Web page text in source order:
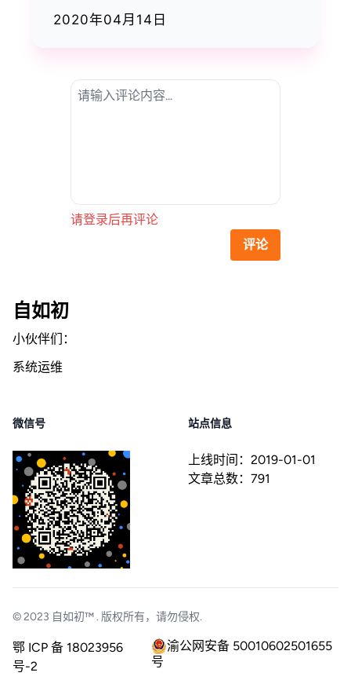
2020年04月14日
请登录后再评论
评论
自如初
小伙伴们：
系统运维
微信号 站点信息
上线时间： 2019-01-01
文章总数： 791
© 2023 自如初™. 版权所有，请勿侵权.
鄂 ICP 备 18023956
号-2
渝公网安备 50010602501655
号